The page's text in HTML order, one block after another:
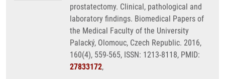
prostatectomy. Clinical, pathological and
laboratory findings. Biomedical Papers of
the Medical Faculty of the University
Palacký, Olomouc, Czech Republic. 2016,
160(4), 559-565, ISSN: 1213-8118, PMID:
27833172,